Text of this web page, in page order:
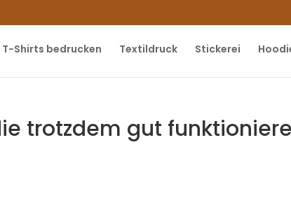
T-Shirts bedrucken Textildruck Stickerei
trotzdem gut